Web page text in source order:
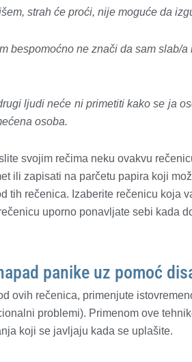
strah će proći, nije moguće da
bespomoćno ne znači da sam slab/
ljudi neće ni primetiti kako se ja
osoba.
svojim rečima neku ovakvu
ili zapisati na parčetu papira koji
tih rečenica. Izaberite rečenicu koja
uporno ponavljate sebi kada
panike uz pomoć
ovih rečenica, primenjute
problemi). Primenom ove
koji se javljaju kada se uplašite.